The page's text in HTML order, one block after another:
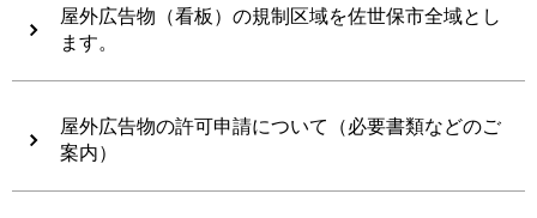
屋外広告物（看板）の規制区域を佐世保市全域とし
ます。
屋外広告物の許可申請について（必要書類などのご
案内）